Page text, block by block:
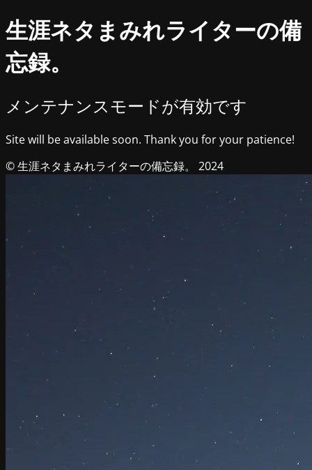
生涯ネタまみれライターの備
忘録。
メンテナンスモードが有効です
Site will be available soon. Thank you for your patience!
© 生涯ネタまみれライターの備忘録。 2024